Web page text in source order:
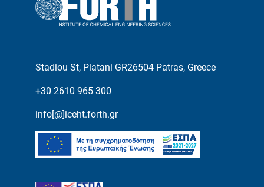
Stadiou St, Platani GR26504 Patras, Greece
+30 2610 965 300
info[@]iceht.forth.gr